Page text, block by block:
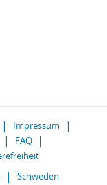
Impressum
FAQ
Schweden